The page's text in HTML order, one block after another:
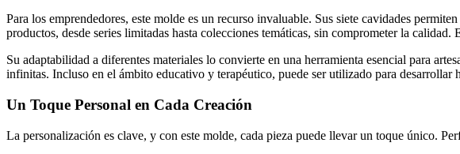
Para los emprendedores, este molde es un recurso invaluable. Sus siete cavidades
productos, desde series limitadas hasta colecciones temáticas, sin comprometer la
Su adaptabilidad a diferentes materiales lo convierte en una herramienta esencial para
infinitas. Incluso en el ámbito educativo y terapéutico, puede ser utilizado para desarrollar
Un Toque Personal en Cada Creación
La personalización es clave, y con este molde, cada pieza puede llevar un toque único.